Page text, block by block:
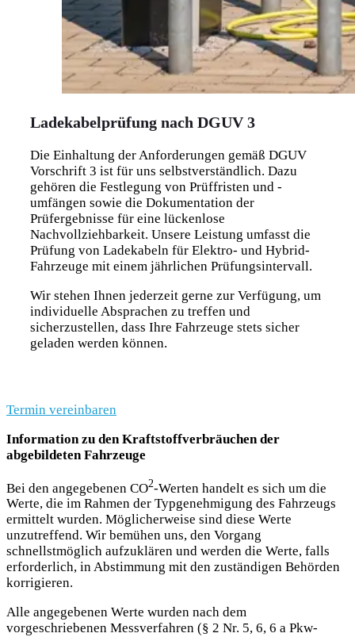
Ladekabelprüfung nach DGUV 3
Die Einhaltung der Anforderungen gemäß DGUV
Vorschrift 3 ist für uns selbstverständlich. Dazu
gehören die Festlegung von Prüffristen und -
umfängen sowie die Dokumentation der
Prüfergebnisse für eine lückenlose
Nachvollziehbarkeit. Unsere Leistung umfasst die
Prüfung von Ladekabeln für Elektro- und Hybrid-
Fahrzeuge mit einem jährlichen Prüfungsintervall.
Wir stehen Ihnen jederzeit gerne zur Verfügung, um
individuelle Absprachen zu treffen und
sicherzustellen, dass Ihre Fahrzeuge stets sicher
geladen werden können.
Termin vereinbaren
Information zu den Kraftstoffverbräuchen der
abgebildeten Fahrzeuge
Bei den angegebenen CO2-Werten handelt es sich um die
Werte, die im Rahmen der Typgenehmigung des Fahrzeugs
ermittelt wurden. Möglicherweise sind diese Werte
unzutreffend. Wir bemühen uns, den Vorgang
schnellstmöglich aufzuklären und werden die Werte, falls
erforderlich, in Abstimmung mit den zuständigen Behörden
korrigieren.
Alle angegebenen Werte wurden nach dem
vorgeschriebenen Messverfahren (§ 2 Nr. 5, 6, 6 a Pkw-